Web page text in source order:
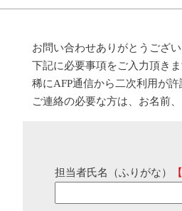
お問い合わせありがとうござい
下記に必要事項をご入力頂き
稀にAFP通信から二次利用が
ご連絡の必要な方は、お名前
担当者氏名（ふりがな）